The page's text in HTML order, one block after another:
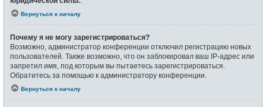
Вернуться к началу
Почему я не могу зарегистрироваться?
Возможно, администратор конференции отключил регистрацию новых
пользователей. Также возможно, что он заблокировал ваш IP-адрес или
запретил имя, под которым вы пытаетесь зарегистрироваться.
Обратитесь за помощью к администратору конференции.
Вернуться к началу